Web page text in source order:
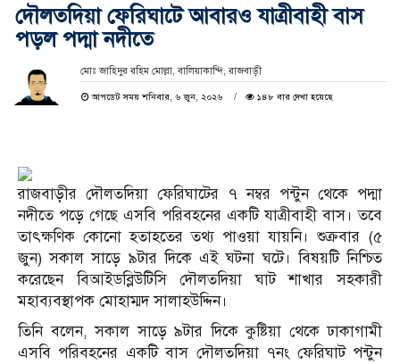
দৌলতদিয়া ফেরিঘাটে আবারও যাত্রীবাহী বাস
পড়ল পদ্মা নদীতে
মোঃ জাহিদুর রহিম মোল্লা, বালিয়াকান্দি, রাজবাড়ী
আপডেট সময় শনিবার, ৬ জুন, ২০২৬ ১৪৮ বার দেখা হয়েছে
রাজবাড়ীর দৌলত‌দিয়া ফেরিঘাটের ৭ নম্বর পন্টুন থেকে পদ্মা
নদীতে পড়ে গেছে এসবি পরিবহনের একটি যাত্রীবাহী বাস। তবে
তাৎক্ষণিক কোনো হতাহতের তথ্য পাওয়া যায়নি। শুক্রবার (৫
জুন) সকাল সাড়ে ৯টার দিকে এই ঘটনা ঘটে। বিষয়টি নিশ্চিত
করেছেন বিআইডব্লিউটিসি দৌলতদিয়া ঘাট শাখার সহকারী
মহাব্যবস্থাপক মোহাম্মদ সালাহউদ্দিন।
তিনি বলেন, সকাল সাড়ে ৯টার দিকে কুষ্টিয়া থেকে ঢাকাগামী
এসবি পরিবহনের একটি বাস দৌলতদিয়া ৭নং ফেরিঘাট পন্টুন